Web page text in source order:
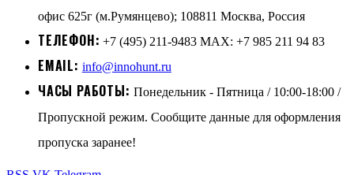
офис 625г (м.Румянцево); 108811 Москва, Россия
ТЕЛЕФОН: +7 (495) 211-9483 MAX: +7 985 211 94 83
EMAIL: info@innohunt.ru
ЧАСЫ РАБОТЫ: Понедельник - Пятница / 10:00-18:00 /
Пропускной режим. Сообщите данные для оформления
пропуска заранее!